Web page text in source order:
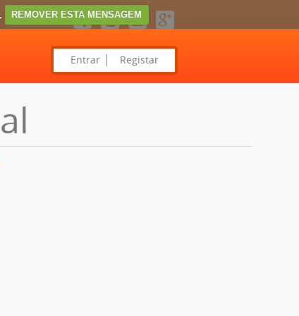
REMOVER ESTA MENSAGEM
Entrar Registar